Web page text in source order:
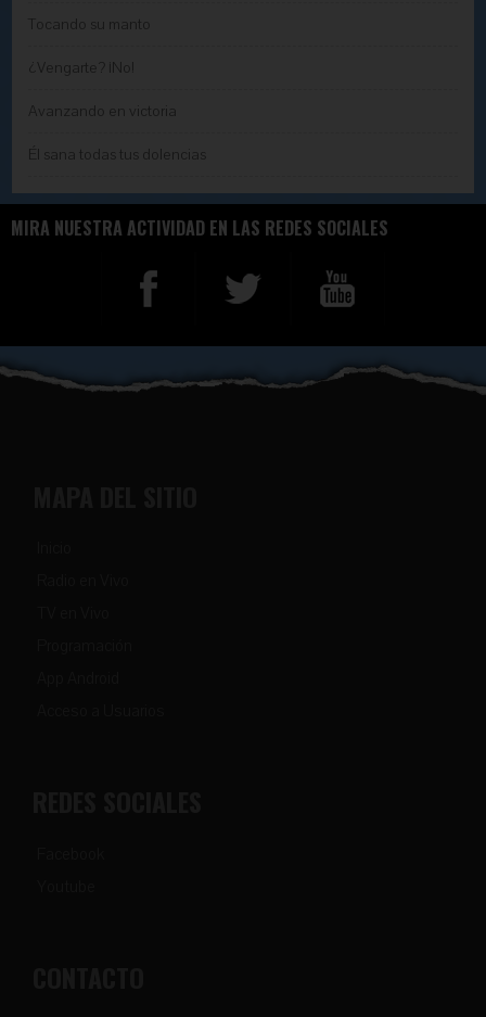
Tocando su manto
¿Vengarte? ¡No!
Avanzando en victoria
Él sana todas tus dolencias
MIRA NUESTRA ACTIVIDAD EN LAS REDES SOCIALES